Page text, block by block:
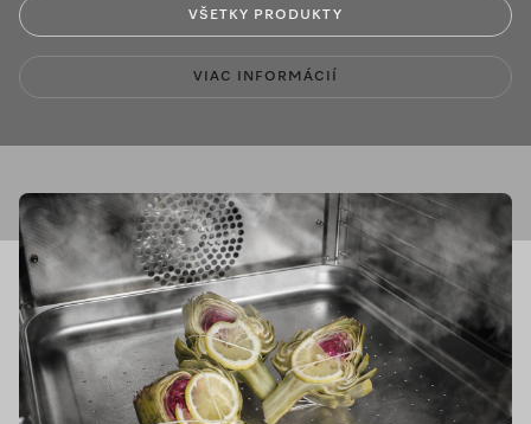
VŠETKY PRODUKTY
VIAC INFORMÁCIÍ